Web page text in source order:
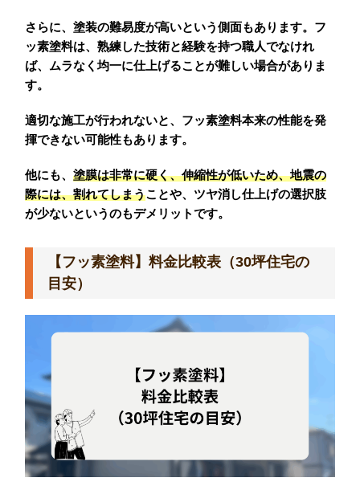
さらに、塗装の難易度が高いという側面もあります。フ
ッ素塗料は、熟練した技術と経験を持つ職人でなけれ
ば、ムラなく均一に仕上げることが難しい場合がありま
す。
適切な施工が行われないと、フッ素塗料本来の性能を発
揮できない可能性もあります。
他にも、塗膜は非常に硬く、伸縮性が低いため、地震の
際には、割れてしまうことや、ツヤ消し仕上げの選択肢
が少ないというのもデメリットです。
【フッ素塗料】料金比較表（30坪住宅の
目安）